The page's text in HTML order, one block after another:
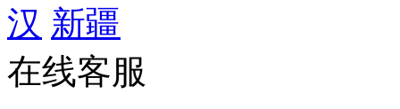
汉 新疆
在线客服